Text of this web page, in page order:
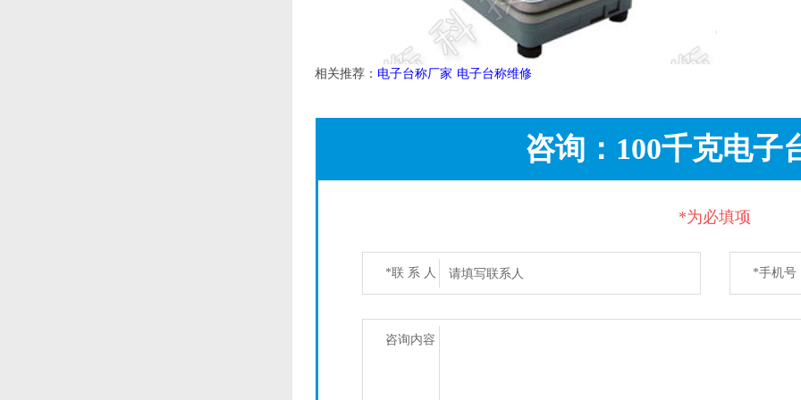
相关推荐： 电子台称厂家 电子台称维修
咨询：100千克电子
*为必填项
*联 系 人 *手机号
咨询内容